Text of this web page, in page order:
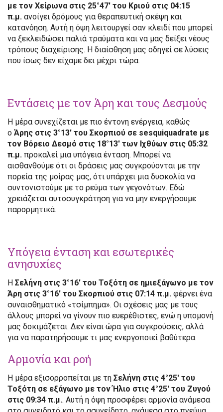
με τον Χείρωνα στις 25°47′ του Κριού στις 04:15
π.μ. ανοίγει δρόμους για θεραπευτική σκέψη και
κατανόηση. Αυτή η όψη λειτουργεί σαν κλειδί που μπορεί
να ξεκλειδώσει παλιά τραύματα και να μας δείξει νέους
τρόπους διαχείρισης. Η διαίσθηση μας οδηγεί σε λύσεις
που ίσως δεν είχαμε δει μέχρι τώρα.
Εντάσεις με τον Άρη και τους Δεσμούς
Η μέρα συνεχίζεται με πιο έντονη ενέργεια, καθώς
ο Άρης στις 3°13′ του Σκορπιού σε sesquiquadrate με
τον Βόρειο Δεσμό στις 18°13′ των Ιχθύων στις 05:32
π.μ. προκαλεί μια υπόγεια ένταση. Μπορεί να
αισθανθούμε ότι οι δράσεις μας συγκρούονται με την
πορεία της μοίρας μας, ότι υπάρχει μια δυσκολία να
συντονιστούμε με το ρεύμα των γεγονότων. Εδώ
χρειάζεται αυτοσυγκράτηση για να μην ενεργήσουμε
παρορμητικά.
Υπόγεια ένταση και εσωτερικές
ανησυχίες
Η Σελήνη στις 3°16′ του Τοξότη σε ημιεξάγωνο με τον
Άρη στις 3°16′ του Σκορπιού στις 07:14 π.μ. φέρνει ένα
συναισθηματικό «τσίμπημα». Οι σχέσεις μας με τους
άλλους μπορεί να γίνουν πιο ευερέθιστες, ενώ η υπομονή
μας δοκιμάζεται. Δεν είναι ώρα για συγκρούσεις, αλλά
για να παρατηρήσουμε τι μας ενεργοποιεί βαθύτερα.
Αρμονία και ροή
Η μέρα εξισορροπείται με τη Σελήνη στις 4°25′ του
Τοξότη σε εξάγωνο με τον Ήλιο στις 4°25′ του Ζυγού
στις 09:34 π.μ.. Αυτή η όψη προσφέρει αρμονία ανάμεσα